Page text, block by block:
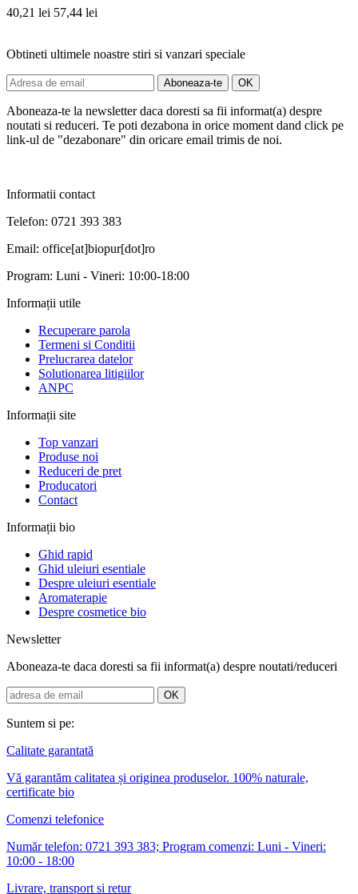
40,21 lei 57,44 lei
Obtineti ultimele noastre stiri si vanzari speciale
Aboneaza-te la newsletter daca doresti sa fii informat(a) despre
noutati si reduceri. Te poti dezabona in orice moment dand click pe
link-ul de "dezabonare" din oricare email trimis de noi.
Informatii contact
Telefon: 0721 393 383
Email: office[at]biopur[dot]ro
Program: Luni - Vineri: 10:00-18:00
Informații utile
Recuperare parola
Termeni si Conditii
Prelucrarea datelor
Solutionarea litigiilor
ANPC
Informații site
Top vanzari
Produse noi
Reduceri de pret
Producatori
Contact
Informații bio
Ghid rapid
Ghid uleiuri esentiale
Despre uleiuri esentiale
Aromaterapie
Despre cosmetice bio
Newsletter
Aboneaza-te daca doresti sa fii informat(a) despre noutati/reduceri
Suntem si pe:
Calitate garantată
Vă garantăm calitatea și originea produselor. 100% naturale,
certificate bio
Comenzi telefonice
Număr telefon: 0721 393 383; Program comenzi: Luni - Vineri:
10:00 - 18:00
Livrare, transport si retur